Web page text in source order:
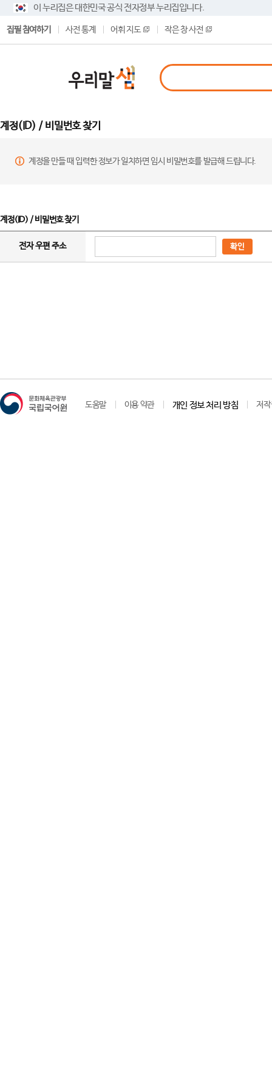
이 누리집은 대한민국 공식 전자정부 누리집입니다.
집필 참여하기 사전 통계 어휘 지도 작은 창 사전
계정(ID) / 비밀번호 찾기
계정을 만들 때 입력한 정보가 일치하면 임시 비밀번호를 발급해 드립니다.
계정(ID) / 비밀번호 찾기
전자 우편 주소 확인
도움말 이용 약관 개인 정보 처리 방침 저